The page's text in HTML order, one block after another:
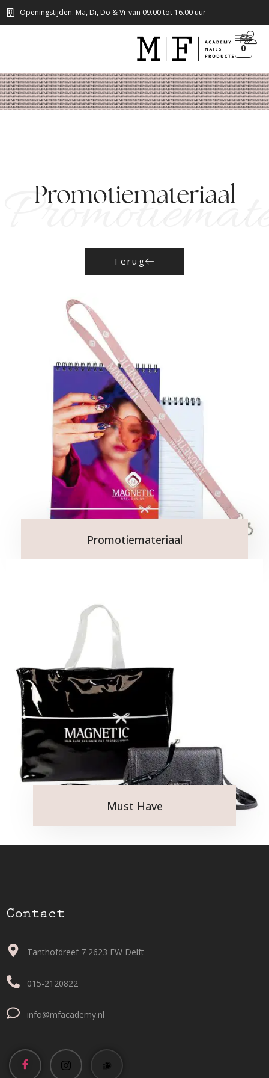
Openingstijden: Ma, Di, Do & Vr van 09.00 tot 16.00 uur
0
Promotiemateriaal
Terug
Promotiemateriaal
Must Have
Contact
Tanthofdreef 7 2623 EW Delft
015-2120822
info@mfacademy.nl